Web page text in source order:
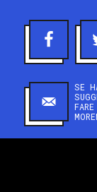
SE